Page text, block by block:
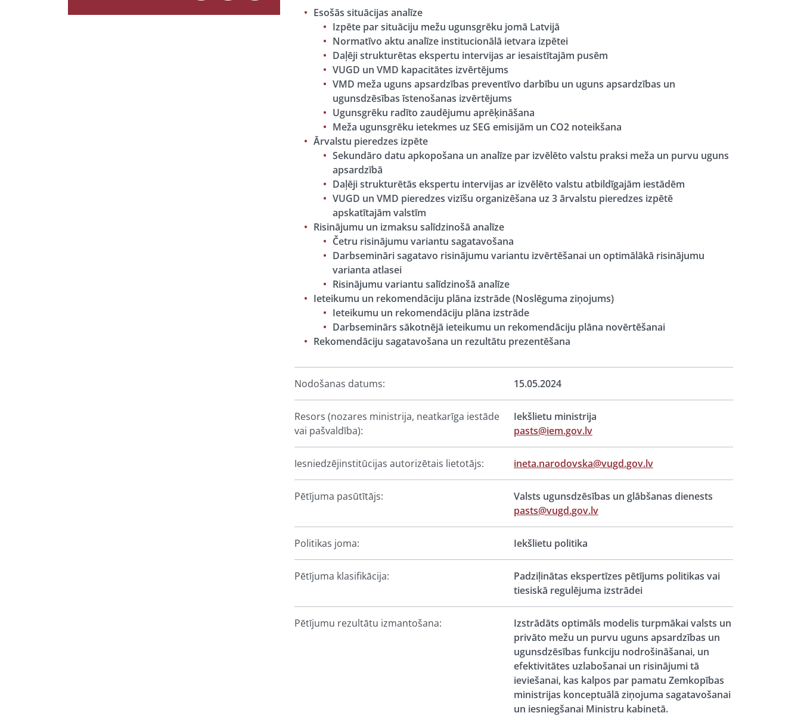
Esošās situācijas analīze
Izpēte par situāciju mežu ugunsgrēku jomā Latvijā
Normatīvo aktu analīze institucionālā ietvara izpētei ​
Daļēji strukturētas ekspertu intervijas ar iesaistītajām pusēm
VUGD un VMD kapacitātes izvērtējums​
VMD meža uguns apsardzības preventīvo darbību un uguns apsardzības un
ugunsdzēsības īstenošanas izvērtējums
Ugunsgrēku radīto zaudējumu aprēķināšana​
Meža ugunsgrēku ietekmes uz SEG emisijām un CO2 noteikšana
Ārvalstu pieredzes izpēte
Sekundāro datu apkopošana un analīze par izvēlēto valstu praksi meža un purvu uguns
apsardzībā​
Daļēji strukturētās ekspertu intervijas ar izvēlēto valstu atbildīgajām iestādēm​
VUGD un VMD pieredzes vizīšu organizēšana uz 3 ārvalstu pieredzes izpētē
apskatītajām valstīm​
Risinājumu un izmaksu salīdzinošā analīze
Četru risinājumu variantu sagatavošana ​
Darbsemināri sagatavo risinājumu variantu izvērtēšanai​ un optimālākā risinājumu
varianta atlasei
Risinājumu variantu salīdzinošā analīze​
Ieteikumu un rekomendāciju plāna izstrāde (Noslēguma ziņojums)
Ieteikumu un rekomendāciju plāna izstrāde
Darbseminārs sākotnējā ieteikumu un rekomendāciju plāna novērtēšanai
Rekomendāciju sagatavošana un rezultātu prezentēšana
Nodošanas datums: 15.05.2024
Resors (nozares ministrija, neatkarīga iestāde
vai pašvaldība):
Iekšlietu ministrija
pasts@iem.gov.lv
Iesniedzējinstitūcijas autorizētais lietotājs: ineta.narodovska@vugd.gov.lv
Pētījuma pasūtītājs:
Valsts ugunsdzēsības un glābšanas dienests
pasts@vugd.gov.lv
Politikas joma: Iekšlietu politika
Pētījuma klasifikācija:
Padziļinātas ekspertīzes pētījums politikas vai
tiesiskā regulējuma izstrādei
Pētījumu rezultātu izmantošana:
Izstrādāts optimāls modelis turpmākai valsts un
privāto mežu un purvu uguns apsardzības un
ugunsdzēsības funkciju nodrošināšanai, un
efektivitātes uzlabošanai un risinājumi tā
ieviešanai, kas kalpos par pamatu Zemkopības
ministrijas konceptuālā ziņojuma sagatavošanai
un iesniegšanai Ministru kabinetā.